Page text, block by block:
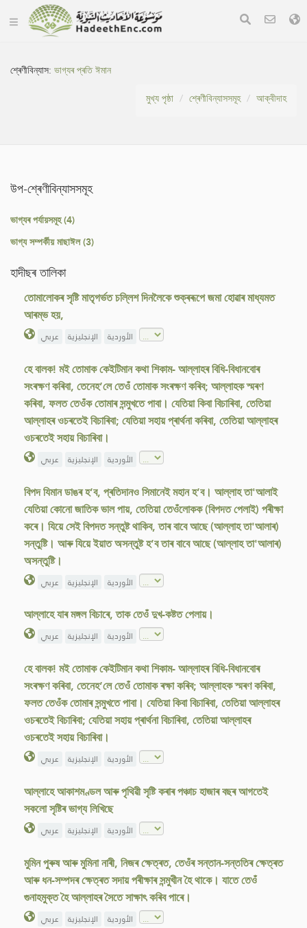
শ্ৰেণীবিন্যাস:ভাগ্যৰ প্ৰতি ঈমান
মুখ্য পৃষ্ঠা
শ্ৰেণীবিন্যাসসমূহ আক্বীদাহ
উপ-শ্ৰেণীবিন্যাসসমূহ
ভাগ্যৰ পৰ্যায়সমূহ (4)
ভাগ্য সম্পৰ্কীয় মাছাঈল (3)
হাদীছৰ তালিকা
তোমালোকৰ সৃষ্টি মাতৃগৰ্ভত চল্লিশ দিনলৈকে শুক্ৰৰূপে জমা হোৱাৰ মাধ্যমত
আৰম্ভ হয়,
عربي الإنجليزية الأوردية
হে বালক! মই তোমাক কেইটিমান কথা শিকাম- আল্লাহৰ বিধি-বিধানবোৰ
সংৰক্ষণ কৰিবা, তেনেহ’লে তেওঁ তোমাক সংৰক্ষণ কৰিব; আল্লাহক স্মৰণ
কৰিবা, ফলত তেওঁক তোমাৰ সন্মুখতে পাবা। যেতিয়া কিবা বিচাৰিবা, তেতিয়া
আল্লাহৰ ওচৰতেই বিচাৰিবা; যেতিয়া সহায় প্ৰাৰ্থনা কৰিবা, তেতিয়া আল্লাহৰ
ওচৰতেই সহায় বিচাৰিবা।
عربي الإنجليزية الأوردية
বিপদ যিমান ডাঙৰ হ’ব, প্ৰতিদানও সিমানেই মহান হ’ব। আল্লাহ তা'আলাই
যেতিয়া কোনো জাতিক ভাল পায়, তেতিয়া তেওঁলোকক (বিপদত পেলাই) পৰীক্ষা
কৰে। যিয়ে সেই বিপদত সন্তুষ্ট থাকিব, তাৰ বাবে আছে (আল্লাহ তা'আলাৰ)
সন্তুষ্টি। আৰু যিয়ে ইয়াত অসন্তুষ্ট হ’ব তাৰ বাবে আছে (আল্লাহ তা'আলাৰ)
অসন্তুষ্টি।
عربي الإنجليزية الأوردية
আল্লাহে যাৰ মঙ্গল বিচাৰে, তাক তেওঁ দুখ-কষ্টত পেলায়।
عربي الإنجليزية الأوردية
হে বালক! মই তোমাক কেইটিমান কথা শিকাম- আল্লাহৰ বিধি-বিধানবোৰ
সংৰক্ষণ কৰিবা, তেনেহ’লে তেওঁ তোমাক ৰক্ষা কৰিব; আল্লাহক স্মৰণ কৰিবা,
ফলত তেওঁক তোমাৰ সন্মুখতে পাবা। যেতিয়া কিবা বিচাৰিবা, তেতিয়া আল্লাহৰ
ওচৰতেই বিচাৰিবা; যেতিয়া সহায় প্ৰাৰ্থনা বিচাৰিবা, তেতিয়া আল্লাহৰ
ওচৰতেই সহায় বিচাৰিবা।
عربي الإنجليزية الأوردية
আল্লাহে আকাশমণ্ডল আৰু পৃথিৱী সৃষ্টি কৰাৰ পঞ্চাচ হাজাৰ বছৰ আগতেই
সকলো সৃষ্টিৰ ভাগ্য লিখিছে
عربي الإنجليزية الأوردية
মুমিন পুৰুষ আৰু মুমিনা নাৰী, নিজৰ ক্ষেত্ৰত, তেওঁৰ সন্তান-সন্ততিৰ ক্ষেত্ৰত
আৰু ধন-সম্পদৰ ক্ষেত্ৰত সদায় পৰীক্ষাৰ সন্মুখীন হৈ থাকে। যাতে তেওঁ
গুনাহমুক্ত হৈ আল্লাহৰ সৈতে সাক্ষাৎ কৰিব পাৰে।
عربي الإنجليزية الأوردية